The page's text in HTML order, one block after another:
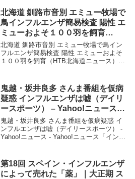
倍」 専門家が指摘する本...
北海道 釧路市音別 エミュー牧場で
鳥インフルエンザ簡易検査 陽性 エ
ミューおよそ１００羽を飼育
（HTB北海道ニュース） – Yahoo!
ニュース – Yahoo!ニュース
北海道 釧路市音別 エミュー牧場で鳥イン
フルエンザ簡易検査 陽性 エミューおよそ
１００羽を飼育（HTB北海道ニュース） -
ミュー牧場で鳥インフル...
鬼越・坂井良多 さんま番組を仮病
疑惑 インフルエンザは嘘（デイリ
ースポーツ） – Yahoo!ニュース –
Yahoo!ニュース
鬼越・坂井良多 さんま番組を仮病疑惑 イ
ンフルエンザは嘘（デイリースポーツ） -
Yahoo!ニュース - Yahoo!ニュース「インフ
（デイリースポーツ） - Ya...
第18回 スペイン・インフルエンザ
によって売れた「薬」｜大正期 ス